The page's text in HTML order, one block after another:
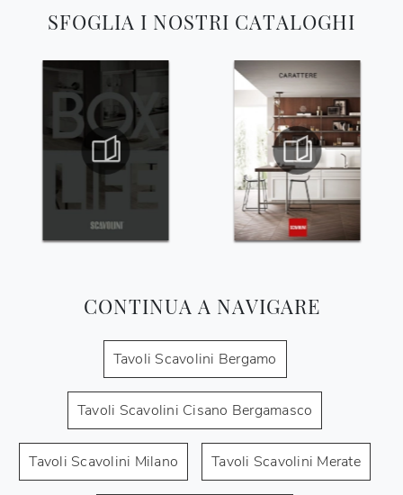
SFOGLIA I NOSTRI CATALOGHI
CONTINUA A NAVIGARE
Tavoli Scavolini Bergamo
Tavoli Scavolini Cisano Bergamasco
Tavoli Scavolini Milano Tavoli Scavolini Merate